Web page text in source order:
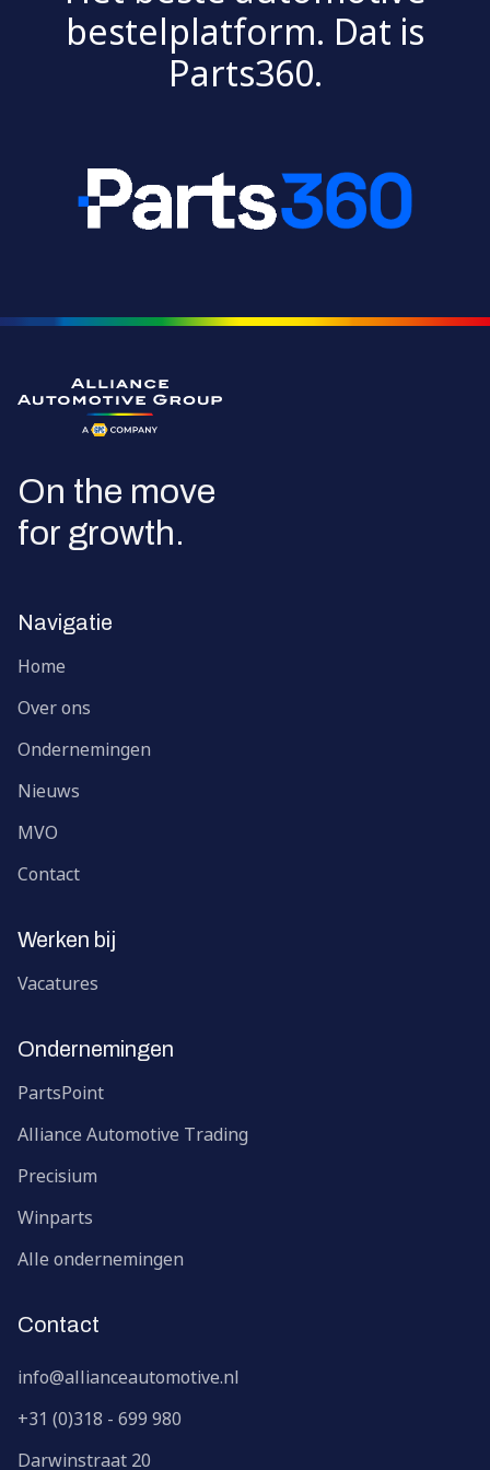
bestelplatform. Dat is
Parts360.
On the move
for growth.
Navigatie
Home
Over ons
Ondernemingen
Nieuws
MVO
Contact
Werken bij
Vacatures
Ondernemingen
PartsPoint
Alliance Automotive Trading
Precisium
Winparts
Alle ondernemingen
Contact
info@allianceautomotive.nl
+31 (0)318 - 699 980
Darwinstraat 20